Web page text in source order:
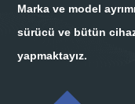
Marka ve model
sürücü ve bütün
yapmaktayız.